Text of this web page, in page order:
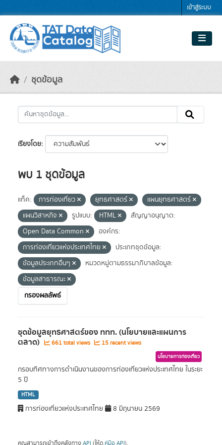
เข้าสู่ระบบ
ชุดข้อมูล
เรียงโดย
พบ 1 ชุดข้อมูล
แท็ค: การท่องเที่ยว ยุทธศาสตร์
แผนยุทธศาสตร์
แผนวิสาหกิจ
รูปแบบ: HTML
สัญญาอนุญาต:
Open Data Common
องค์กร:
การท่องเที่ยวแห่งประเทศไทย
ประเภทชุดข้อมูล:
ข้อมูลประเภทอื่นๆ
หมวดหมู่ตามธรรมาภิบาลข้อมูล:
ข้อมูลสาธารณะ
กรองผลลัพธ์
ชุดข้อมูลยุทธศาสตร์ของ ททท. (นโยบายและแผนการ
ตลาด) 661 total views 15 recent views
นโยบายการท่องเที่ยว
กรอบทิศทางการดำเนินงานของการท่องเที่ยวแห่งประเทศไทย ในระยะ
5 ปี
HTML
การท่องเที่ยวแห่งประเทศไทย 8 มิถุนายน 2569
คุณสามารถเข้าถึงคลังทาง API (ให้ดู คู่มือ API).